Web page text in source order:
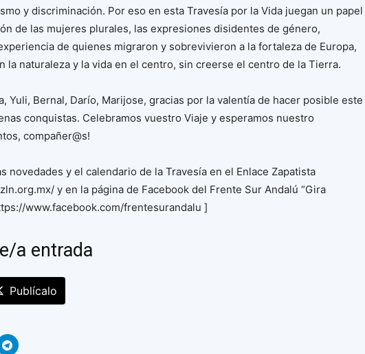
y discriminación. Por eso en esta Travesía por la Vida juegan un papel
de las mujeres plurales, las expresiones disidentes de género,
de quienes migraron y sobrevivieron a la fortaleza de Europa,
la naturaleza y la vida en el centro, sin creerse el centro de la Tierra.
Yuli, Bernal, Darío, Marijose, gracias por la valentía de hacer posible este
conquistas. Celebramos vuestro Viaje y esperamos nuestro
compañer@s!
novedades y el calendario de la Travesía en el Enlace Zapatista
y en la página de Facebook del Frente Sur Andalú “Gira
www.facebook.com/frentesurandalu ]
a entrada
Publícalo